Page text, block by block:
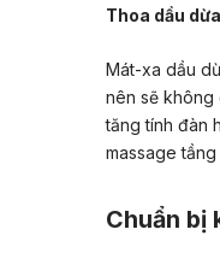
Thoa dầu
Mát-xa dầu
nên sẽ không
tăng tính đàn
massage
Chuẩn bị